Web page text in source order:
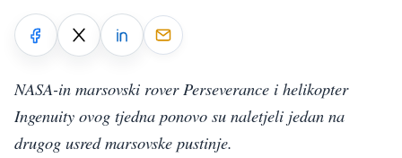
NASA-in marsovski rover Perseverance i helikopter
Ingenuity ovog tjedna ponovo su naletjeli jedan na
drugog usred marsovske pustinje.